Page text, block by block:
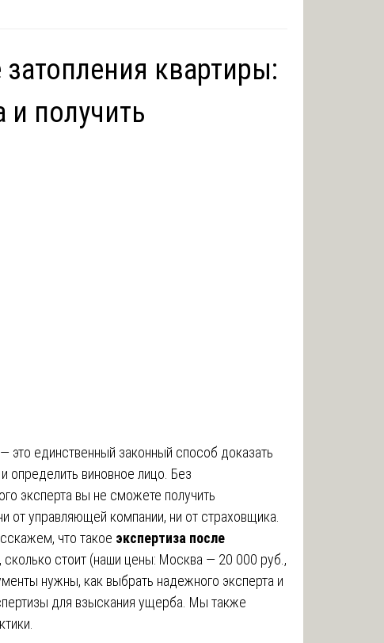
квартиры:
и получить
— это единственный законный способ доказать
определить виновное лицо. Без
эксперта вы не сможете получить
от управляющей компании, ни от страховщика.
что такое экспертиза после
сколько стоит (наши цены: Москва — 20 000 руб.,
нужны, как выбрать надежного эксперта и
для взыскания ущерба. Мы также